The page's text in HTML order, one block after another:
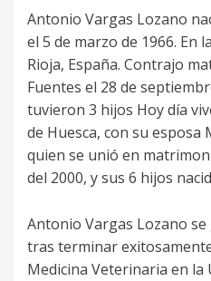
Antonio Vargas Lozano
el 5 de marzo de 1966. En
Rioja, España. Contrajo
Fuentes el 28 de
tuvieron 3 hijos Hoy día
de Huesca, con su esposa
quien se unió en
del 2000, y sus 6 hijos
Antonio Vargas Lozano
tras terminar
Medicina Veterinaria en la